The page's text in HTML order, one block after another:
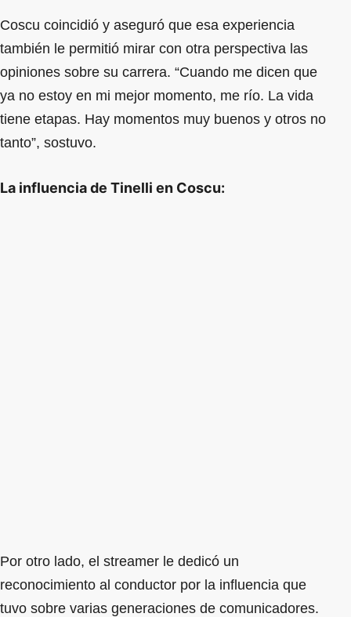
Coscu coincidió y aseguró que esa experiencia
también le permitió mirar con otra perspectiva las
opiniones sobre su carrera. “Cuando me dicen que
ya no estoy en mi mejor momento, me río. La vida
tiene etapas. Hay momentos muy buenos y otros no
tanto”, sostuvo.
La influencia de Tinelli en Coscu:
Por otro lado, el streamer le dedicó un
reconocimiento al conductor por la influencia que
tuvo sobre varias generaciones de comunicadores.